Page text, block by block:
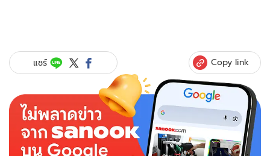
แชร์ Copy link